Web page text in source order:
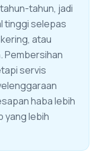
tahun, jadi
tinggi selepas
atau
Pembersihan
servis
haba lebih
yang lebih